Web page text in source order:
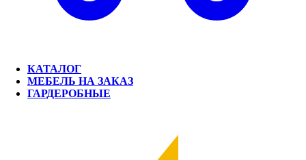
КАТАЛОГ
МЕБЕЛЬ НА ЗАКАЗ
ГАРДЕРОБНЫЕ